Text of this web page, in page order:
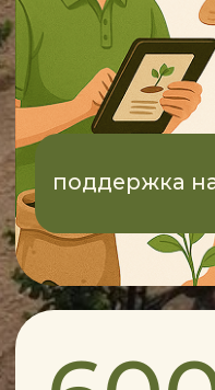
орехи
фундука
купить
купить